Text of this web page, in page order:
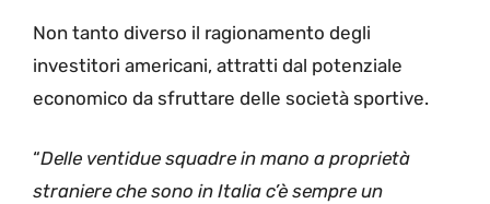
Non tanto diverso il ragionamento degli
investitori americani, attratti dal potenziale
economico da sfruttare delle società sportive.
“Delle ventidue squadre in mano a proprietà
straniere che sono in Italia c’è sempre un